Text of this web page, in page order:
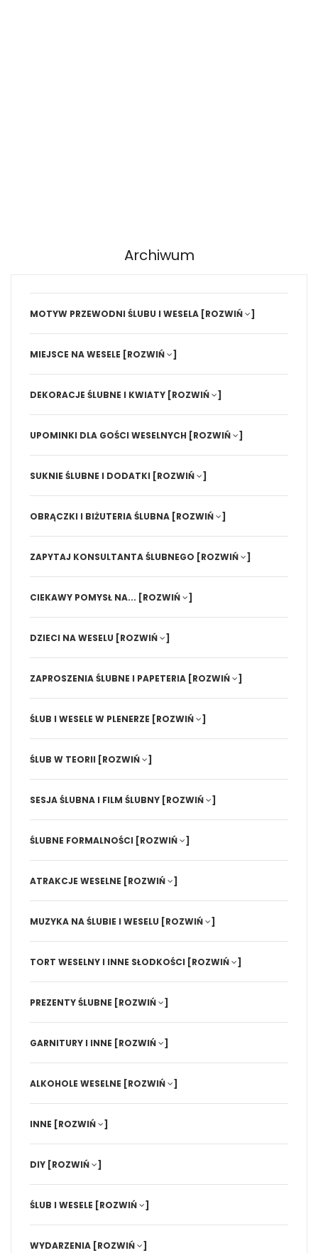
Archiwum
MOTYW PRZEWODNI ŚLUBU I WESELA [ROZWIŃ ]
MIEJSCE NA WESELE [ROZWIŃ ]
DEKORACJE ŚLUBNE I KWIATY [ROZWIŃ ]
UPOMINKI DLA GOŚCI WESELNYCH [ROZWIŃ ]
SUKNIE ŚLUBNE I DODATKI [ROZWIŃ ]
OBRĄCZKI I BIŻUTERIA ŚLUBNA [ROZWIŃ ]
ZAPYTAJ KONSULTANTA ŚLUBNEGO [ROZWIŃ ]
CIEKAWY POMYSŁ NA... [ROZWIŃ ]
DZIECI NA WESELU [ROZWIŃ ]
ZAPROSZENIA ŚLUBNE I PAPETERIA [ROZWIŃ ]
ŚLUB I WESELE W PLENERZE [ROZWIŃ ]
ŚLUB W TEORII [ROZWIŃ ]
SESJA ŚLUBNA I FILM ŚLUBNY [ROZWIŃ ]
ŚLUBNE FORMALNOŚCI [ROZWIŃ ]
ATRAKCJE WESELNE [ROZWIŃ ]
MUZYKA NA ŚLUBIE I WESELU [ROZWIŃ ]
TORT WESELNY I INNE SŁODKOŚCI [ROZWIŃ ]
PREZENTY ŚLUBNE [ROZWIŃ ]
GARNITURY I INNE [ROZWIŃ ]
ALKOHOLE WESELNE [ROZWIŃ ]
INNE [ROZWIŃ ]
DIY [ROZWIŃ ]
ŚLUB I WESELE [ROZWIŃ ]
WYDARZENIA [ROZWIŃ ]